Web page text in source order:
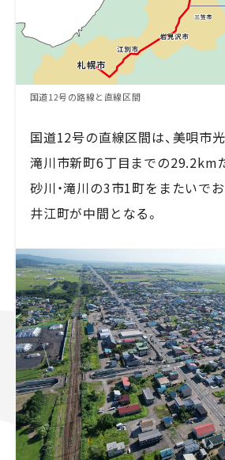
国道12号の路線と直線区間
国道12号の直線区間は、美唄市
滝川市新町6丁目までの29.2kmだ
砂川・滝川の3市1町をまたいで
井江町が中間となる。